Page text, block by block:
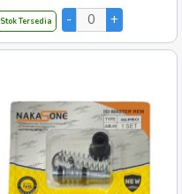
Stok Tersedia